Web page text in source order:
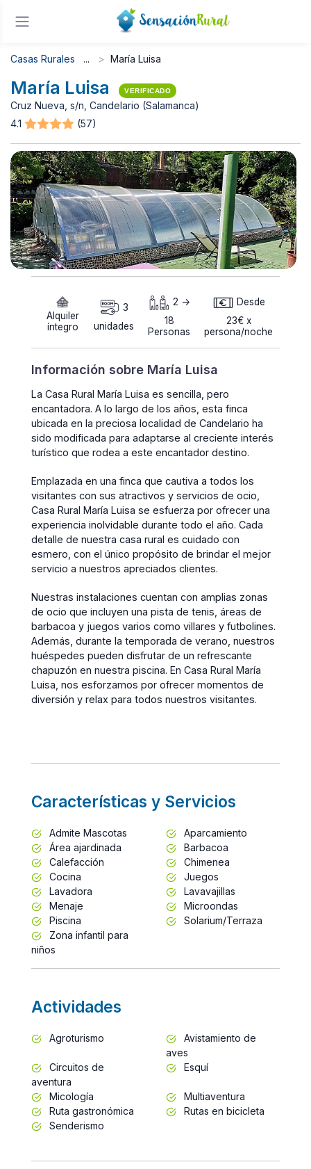
Casas Rurales María Luisa
María Luisa VERIFICADO
Cruz Nueva, s/n, Candelario (Salamanca)
4.1
(57)
Alquiler
íntegro
3
unidades
2 ->
18
Personas
Desde
23€ x
persona/noche
Información sobre María Luisa
La Casa Rural María Luisa es sencilla, pero
encantadora. A lo largo de los años, esta finca
ubicada en la preciosa localidad de Candelario ha
sido modificada para adaptarse al creciente interés
turístico que rodea a este encantador destino.
Emplazada en una finca que cautiva a todos los
visitantes con sus atractivos y servicios de ocio,
Casa Rural María Luisa se esfuerza por ofrecer una
experiencia inolvidable durante todo el año. Cada
detalle de nuestra casa rural es cuidado con
esmero, con el único propósito de brindar el mejor
servicio a nuestros apreciados clientes.
Nuestras instalaciones cuentan con amplias zonas
de ocio que incluyen una pista de tenis, áreas de
barbacoa y juegos varios como villares y futbolines.
Además, durante la temporada de verano, nuestros
huéspedes pueden disfrutar de un refrescante
chapuzón en nuestra piscina. En Casa Rural María
Luisa, nos esforzamos por ofrecer momentos de
diversión y relax para todos nuestros visitantes.
Características y Servicios
Admite Mascotas
Aparcamiento
Área ajardinada
Barbacoa
Calefacción
Chimenea
Cocina
Juegos
Lavadora
Lavavajillas
Menaje
Microondas
Piscina
Solarium/Terraza
Zona infantil para
niños
Actividades
Agroturismo
Avistamiento de
aves
Circuitos de
aventura
Esquí
Micología
Multiaventura
Ruta gastronómica
Rutas en bicicleta
Senderismo